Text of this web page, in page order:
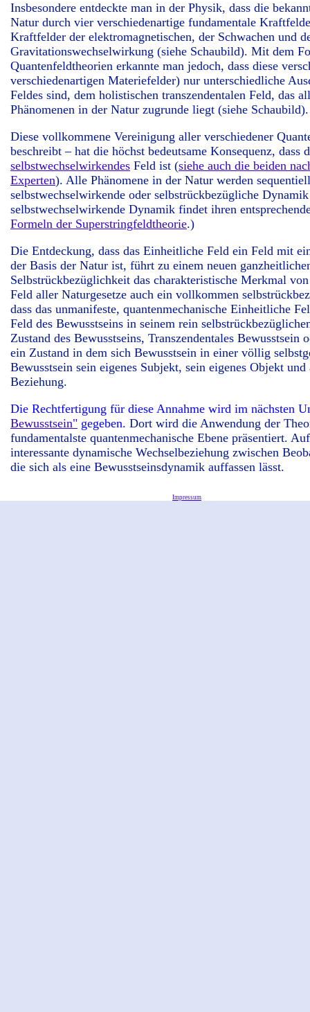
Insbesondere entdeckte man in der Physik, dass die
Natur durch vier verschiedenartige fundamentale
Kraftfelder der elektromagnetischen, der Schwachen und
Gravitationswechselwirkung (siehe Schaubild). Mit dem
Quantenfeldtheorien erkannte man jedoch, dass diese
verschiedenartigen Materiefelder) nur unterschiedliche
Feldes sind, dem holistischen transzendentalen Feld, das
Phänomenen in der Natur zugrunde liegt (siehe Schaubild).
Diese vollkommene Vereinigung aller verschiedener
beschreibt – hat die höchst bedeutsame Konsequenz,
selbstwechselwirkendes Feld ist (siehe auch die beiden
Experten). Alle Phänomene in der Natur werden
selbstwechselwirkende oder selbstrückbezügliche
selbstwechselwirkende Dynamik findet ihren
Formeln der Superstringfeldtheorie.)
Die Entdeckung, dass das Einheitliche Feld ein Feld mit
der Basis der Natur ist, führt zu einem neuen
Selbstrückbezüglichkeit das charakteristische Merkmal
Feld aller Naturgesetze auch ein vollkommen
dass das unmanifeste, quantenmechanische Einheitliche
Feld des Bewusstseins in seinem rein
Zustand des Bewusstseins, Transzendentales Bewusstsein
ein Zustand in dem sich Bewusstsein in einer völlig
Bewusstsein sein eigenes Subjekt, sein eigenes Objekt
Beziehung.
Die Rechtfertigung für diese Annahme wird im nächsten
Bewusstsein" gegeben. Dort wird die Anwendung der
fundamentalste quantenmechanische Ebene präsentiert.
interessante dynamische Wechselbeziehung zwischen
die sich als eine Bewusstseinsdynamik auffassen lässt.
Impressum